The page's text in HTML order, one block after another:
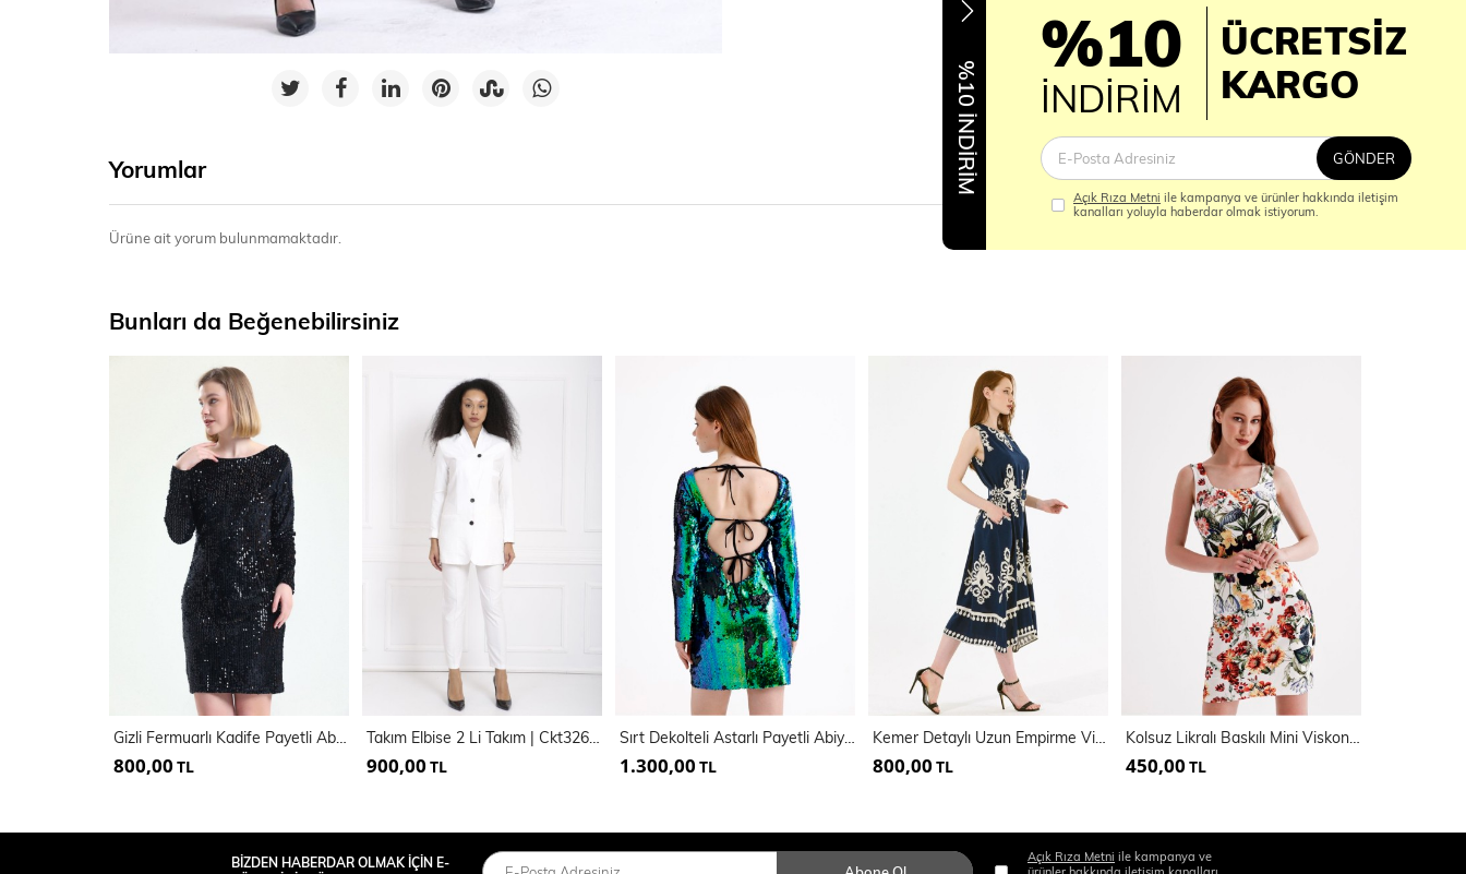
Yorumlar
Ürüne ait yorum bulunmamaktadır.
Bunları da Beğenebilirsiniz
Gizli Fermuarlı Kadife Payetli Abiye Elbise | Elb32493
800,00 TL
Takım Elbise 2 Li Takım | Ckt32688
900,00 TL
Sırt Dekolteli Astarlı Payetli Abiye Elbise | ELB35271
1.300,00 TL
Kemer Detaylı Uzun Empirme Viskon Jile Elbise | Elb35653
800,00 TL
Kolsuz Likralı Baskılı Mini Viskon Elbise | ELB35735
450,00 TL
%10 İNDİRİM
%10
İNDİRİM
ÜCRETSİZ
KARGO
GÖNDER
Açık Rıza Metni ile kampanya ve ürünler hakkında iletişim
kanalları yoluyla haberdar olmak istiyorum.
BİZDEN HABERDAR OLMAK İÇİN E-
Açık Rıza Metni ile kampanya ve